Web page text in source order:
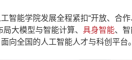
能学院发展全程紧扣“开放、合作
局大模型与智能计算、 具身智能、
向全国的人工智能人才与科创平台